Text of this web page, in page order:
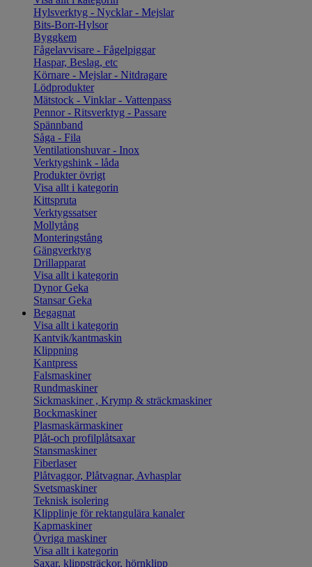
Hylsverktyg - Nycklar - Mejslar
Bits-Borr-Hylsor
Byggkem
Fågelavvisare - Fågelpiggar
Haspar, Beslag, etc
Körnare - Mejslar - Nitdragare
Lödprodukter
Mätstock - Vinklar - Vattenpass
Pennor - Ritsverktyg - Passare
Spännband
Såga - Fila
Ventilationshuvar - Inox
Verktygshink - låda
Produkter övrigt
Visa allt i kategorin
Kittspruta
Verktygssatser
Mollytång
Monteringstång
Gängverktyg
Drillapparat
Visa allt i kategorin
Dynor Geka
Stansar Geka
Begagnat
Visa allt i kategorin
Kantvik/kantmaskin
Klippning
Kantpress
Falsmaskiner
Rundmaskiner
Sickmaskiner , Krymp & sträckmaskiner
Bockmaskiner
Plasmaskärmaskiner
Plåt-och profilplåtsaxar
Stansmaskiner
Fiberlaser
Plåtvaggor, Plåtvagnar, Avhasplar
Svetsmaskiner
Teknisk isolering
Klipplinje för rektangulära kanaler
Kapmaskiner
Övriga maskiner
Visa allt i kategorin
Saxar, klippsträckor, hörnklipp